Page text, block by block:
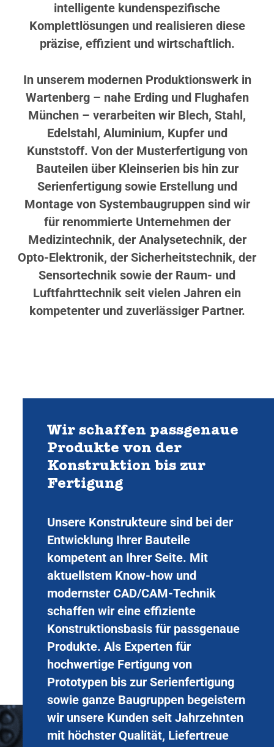
intelligente kundenspezifische
Komplettlösungen und realisieren diese
präzise, effizient und wirtschaftlich.
In unserem modernen Produktionswerk in
Wartenberg – nahe Erding und Flughafen
München – verarbeiten wir Blech, Stahl,
Edelstahl, Aluminium, Kupfer und
Kunststoff. Von der Musterfertigung von
Bauteilen über Kleinserien bis hin zur
Serienfertigung sowie Erstellung und
Montage von Systembaugruppen sind wir
für renommierte Unternehmen der
Medizintechnik, der Analysetechnik, der
Opto-Elektronik, der Sicherheitstechnik, der
Sensortechnik sowie der Raum- und
Luftfahrttechnik seit vielen Jahren ein
kompetenter und zuverlässiger Partner.
Wir schaffen passgenaue
Produkte von der
Konstruktion bis zur
Fertigung
Unsere Konstrukteure sind bei der
Entwicklung Ihrer Bauteile
kompetent an Ihrer Seite. Mit
aktuellstem Know-how und
modernster CAD/CAM-Technik
schaffen wir eine effiziente
Konstruktionsbasis für passgenaue
Produkte. Als Experten für
hochwertige Fertigung von
Prototypen bis zur Serienfertigung
sowie ganze Baugruppen begeistern
wir unsere Kunden seit Jahrzehnten
mit höchster Qualität, Liefertreue